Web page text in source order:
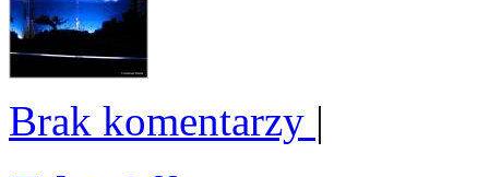
Brak komentarzy |